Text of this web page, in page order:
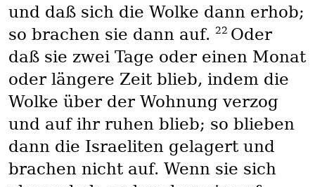
und daß sich die Wolke dann erhob;
so brachen sie dann auf. 22 Oder
daß sie zwei Tage oder einen Monat
oder längere Zeit blieb, indem die
Wolke über der Wohnung verzog
und auf ihr ruhen blieb; so blieben
dann die Israeliten gelagert und
brachen nicht auf. Wenn sie sich